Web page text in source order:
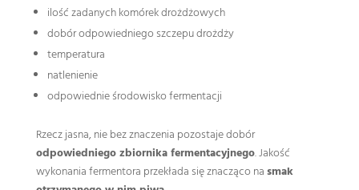
ilość zadanych komórek drożdżowych
dobór odpowiedniego szczepu drożdży
temperatura
natlenienie
odpowiednie środowisko fermentacji
Rzecz jasna, nie bez znaczenia pozostaje dobór
odpowiedniego zbiornika fermentacyjnego. Jakość
wykonania fermentora przekłada się znacząco nasmak